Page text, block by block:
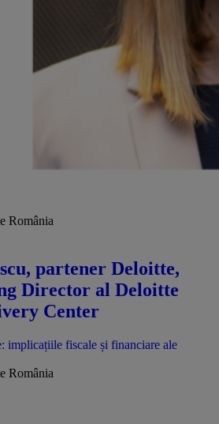
România
partener Deloitte,
Director al Deloitte
Center
implicațiile fiscale și financiare ale
România